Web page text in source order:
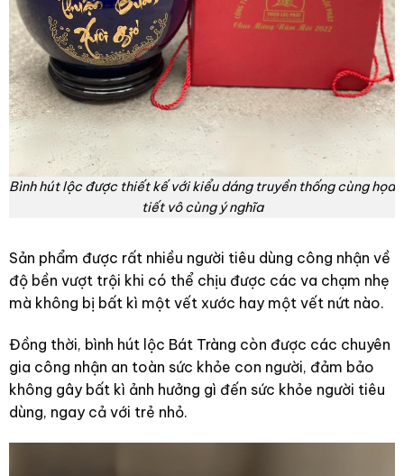
Bình hút lộc được thiết kế với kiểu dáng truyền thống cùng họa
tiết vô cùng ý nghĩa
Sản phẩm được rất nhiều người tiêu dùng công nhận về
độ bền vượt trội khi có thể chịu được các va chạm nhẹ
mà không bị bất kì một vết xước hay một vết nứt nào.
Đồng thời, bình hút lộc Bát Tràng còn được các chuyên
gia công nhận an toàn sức khỏe con người, đảm bảo
không gây bất kì ảnh hưởng gì đến sức khỏe người tiêu
dùng, ngay cả với trẻ nhỏ.